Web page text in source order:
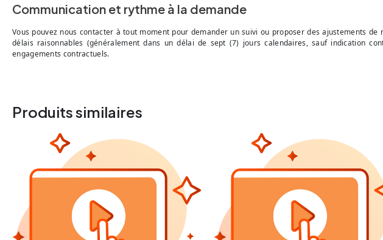
Communication et rythme à la demande
Vous pouvez nous contacter à tout moment pour demander un suivi ou proposer des ajustements
délais raisonnables (généralement dans un délai de sept (7) jours calendaires, sauf indication
engagements contractuels.
Produits similaires